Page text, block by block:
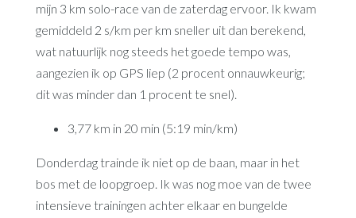
mijn 3 km solo-race van de zaterdag ervoor. Ik kwam
gemiddeld 2 s/km per km sneller uit dan berekend,
wat natuurlijk nog steeds het goede tempo was,
aangezien ik op GPS liep (2 procent onnauwkeurig;
dit was minder dan 1 procent te snel).
3,77 km in 20 min (5:19 min/km)
Donderdag trainde ik niet op de baan, maar in het
bos met de loopgroep. Ik was nog moe van de twee
intensieve trainingen achter elkaar en bungelde